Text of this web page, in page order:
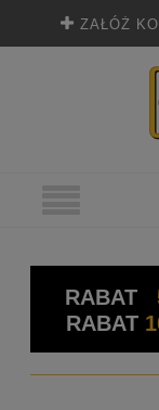
ZAŁÓŻ
RABAT
RABAT